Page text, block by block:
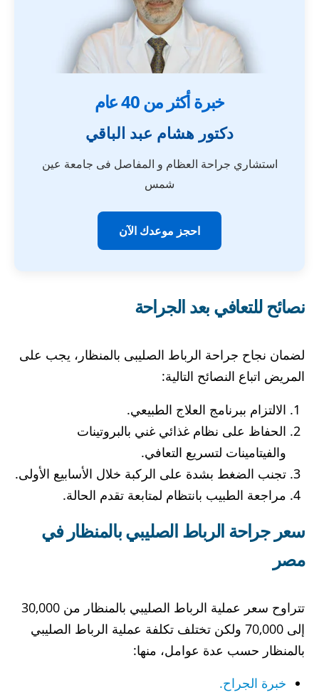
خبرة أكثر من 40 عام
دكتور هشام عبد الباقي
استشاري جراحة العظام و المفاصل فى جامعة عين
شمس
احجز موعدك الآن
نصائح للتعافي بعد الجراحة
لضمان نجاح جراحة الرباط الصليبى بالمنظار، يجب على
المريض اتباع النصائح التالية:
الالتزام ببرنامج العلاج الطبيعي.
الحفاظ على نظام غذائي غني بالبروتينات
والفيتامينات لتسريع التعافي.
تجنب الضغط بشدة على الركبة خلال الأسابيع الأولى.
مراجعة الطبيب بانتظام لمتابعة تقدم الحالة.
سعر جراحة الرباط الصليبي بالمنظار في
مصر
تتراوح سعر عملية الرباط الصليبي بالمنظار من 30,000
إلى 70,000 ولكن تختلف تكلفة عملية الرباط الصليبي
بالمنظار حسب عدة عوامل، منها:
خبرة الجراح.